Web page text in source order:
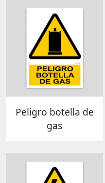
Peligro botella de
gas